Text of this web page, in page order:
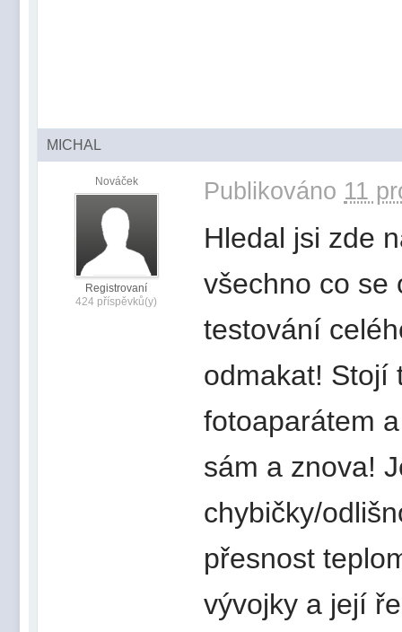
MICHAL
Nováček
Registrovaní
424 příspěvků(y)
Publikováno 11
Hledal jsi zde
všechno co se
testování
odmakat! Stojí
fotoaparátem
sám a znova!
chybičky/
přesnost
vývojky a její